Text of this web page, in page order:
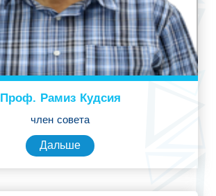
Проф. Рамиз Кудсия
член совета
Дальше